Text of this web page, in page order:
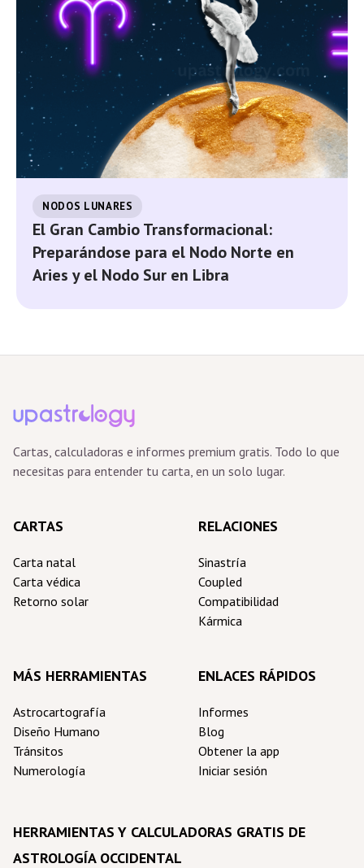
NODOS LUNARES
El Gran Cambio Transformacional:
Preparándose para el Nodo Norte en
Aries y el Nodo Sur en Libra
Cartas, calculadoras e informes premium gratis. Todo lo que
necesitas para entender tu carta, en un solo lugar.
CARTAS
Carta natal
Carta védica
Retorno solar
RELACIONES
Sinastría
Coupled
Compatibilidad
Kármica
MÁS HERRAMIENTAS
Astrocartografía
Diseño Humano
Tránsitos
Numerología
ENLACES RÁPIDOS
Informes
Blog
Obtener la app
Iniciar sesión
HERRAMIENTAS Y CALCULADORAS GRATIS DE
ASTROLOGÍA OCCIDENTAL